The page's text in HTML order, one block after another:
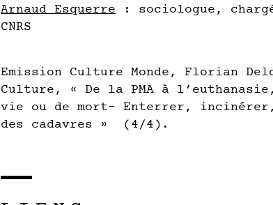
Arnaud Esquerre: sociologue,
CNRS
Emission Culture Monde, Florian
Culture, « De la PMA à
vie ou de mort- Enterrer,
des cadavres » (4/4).